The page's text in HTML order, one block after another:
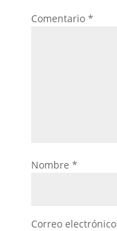
Comentario *
Nombre *
Correo electrónico